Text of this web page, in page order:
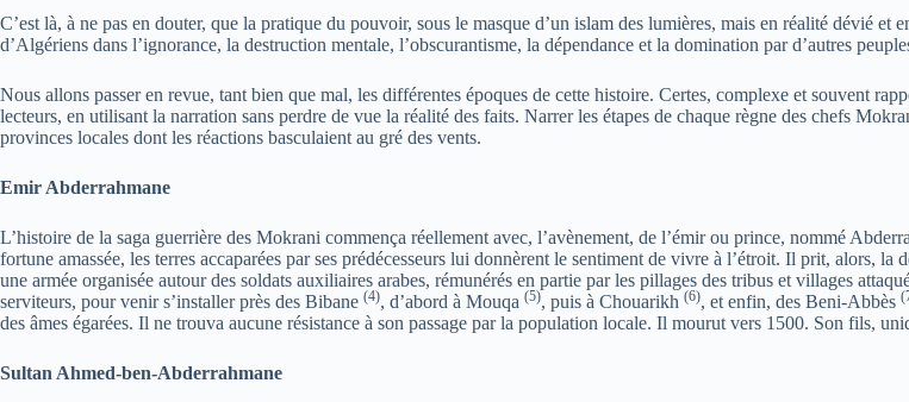
C’est là, à ne pas en douter, que la pratique du pouvoir, sous le masque d’un islam des lumières, mais en réalité dévié
d’Algériens dans l’ignorance, la destruction mentale, l’obscurantisme, la dépendance et la domination par d’autres
Nous allons passer en revue, tant bien que mal, les différentes époques de cette histoire. Certes, complexe et souvent
lecteurs, en utilisant la narration sans perdre de vue la réalité des faits. Narrer les étapes de chaque règne des chefs
provinces locales dont les réactions basculaient au gré des vents.
Emir Abderrahmane
L’histoire de la saga guerrière des Mokrani commença réellement avec, l’avènement, de l’émir ou prince, nommé
fortune amassée, les terres accaparées par ses prédécesseurs lui donnèrent le sentiment de vivre à l’étroit. Il prit, alors,
une armée organisée autour des soldats auxiliaires arabes, rémunérés en partie par les pillages des tribus et villages
serviteurs, pour venir s’installer près des Bibane (4), d’abord à Mouqa (5), puis à Chouarikh (6), et enfin, des Beni-Abbès
des âmes égarées. Il ne trouva aucune résistance à son passage par la population locale. Il mourut vers 1500. Son fils,
Sultan Ahmed-ben-Abderrahmane